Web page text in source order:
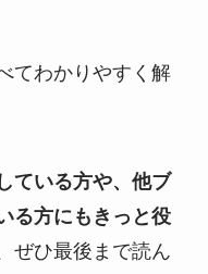
てわかりやすく解
ている方や、他ブ
る方にもきっと役
ぜひ最後まで読ん